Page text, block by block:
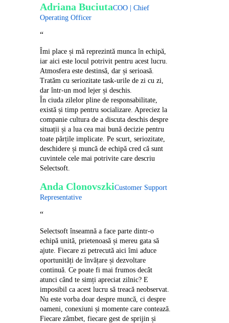
Adriana BuciutaCOO | Chief
Operating Officer
“
Îmi place și mă reprezintă munca în echipă,
iar aici este locul potrivit pentru acest lucru.
Atmosfera este destinsă, dar și serioasă.
Tratăm cu seriozitate task-urile de zi cu zi,
dar într-un mod lejer și deschis.
În ciuda zilelor pline de responsabilitate,
există și timp pentru socializare. Apreciez la
companie cultura de a discuta deschis despre
situații și a lua cea mai bună decizie pentru
toate părțile implicate. Pe scurt, seriozitate,
deschidere și muncă de echipă cred că sunt
cuvintele cele mai potrivite care descriu
Selectsoft.
Anda ClonovszkiCustomer Support
Representative
“
Selectsoft înseamnă a face parte dintr-o
echipă unită, prietenoasă și mereu gata să
ajute. Fiecare zi petrecută aici îmi aduce
oportunități de învățare și dezvoltare
continuă. Ce poate fi mai frumos decât
atunci când te simți apreciat zilnic? E
imposibil ca acest lucru să treacă neobservat.
Nu este vorba doar despre muncă, ci despre
oameni, conexiuni și momente care contează.
Fiecare zâmbet, fiecare gest de sprijin și